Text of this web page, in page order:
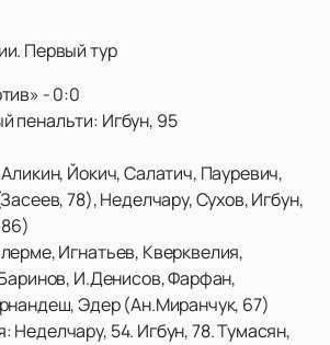
Первый тур
- 0:0
пенальти: Игбун, 95
Йокич, Салатич, Пауревич,
78), Неделчару, Сухов, Игбун,
Игнатьев, Кверквелия,
И.Денисов, Фарфан,
Эдер (Ан.Миранчук, 67)
Неделчару, 54. Игбун, 78. Тумасян,